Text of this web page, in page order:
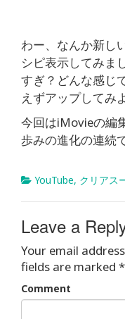
わー、なんか新し
シピ表示してみま
すぎ？どんな感じ
えずアップしてみ
今回はiMovieの編
歩みの進化の連続
YouTube, クリアス
Leave a
Your email
fields are marked *
Comment